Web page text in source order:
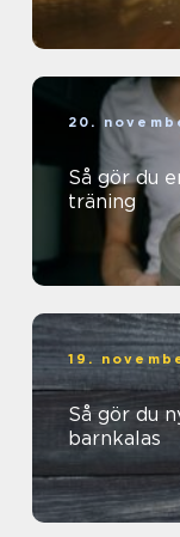
20.
Så gör du
träning
19.
Så gör du
barnkalas